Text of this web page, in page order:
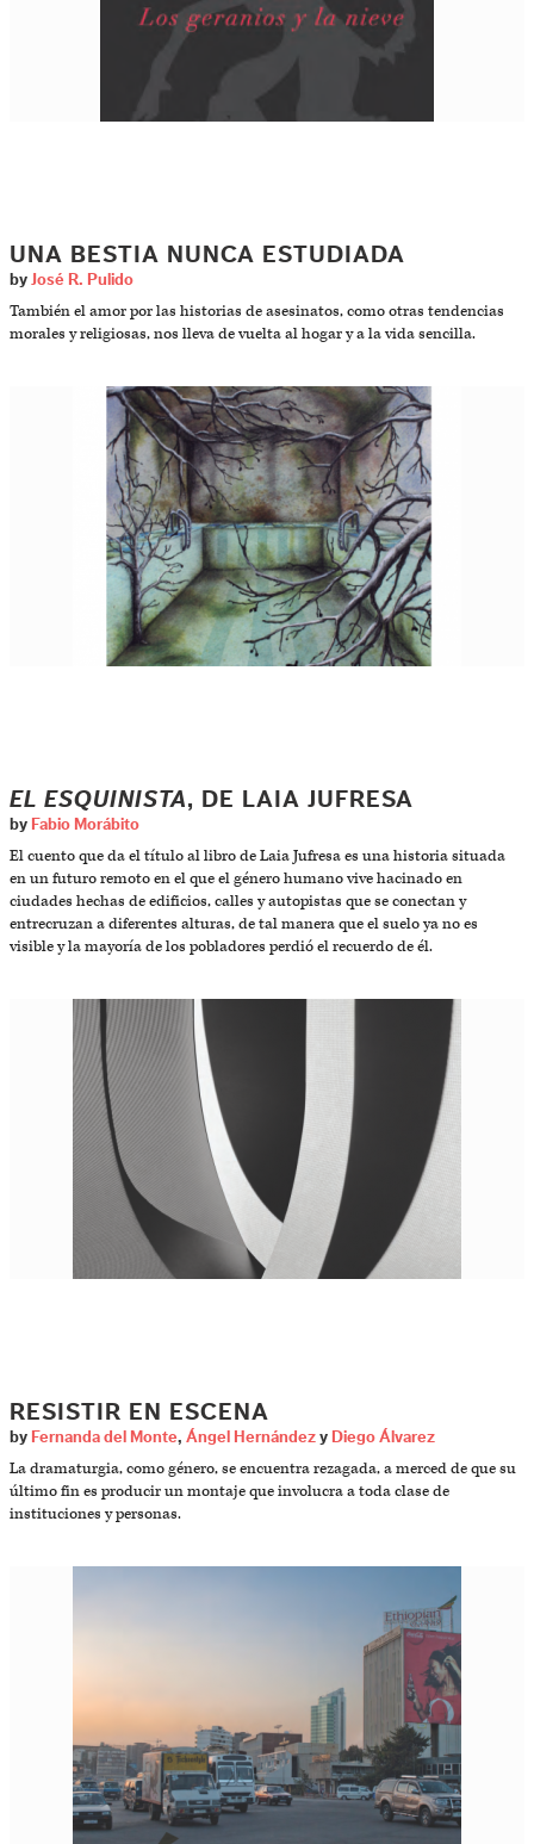
UNA BESTIA NUNCA ESTUDIADA
by José R. Pulido
También el amor por las historias de asesinatos, como otras tendencias
morales y religiosas, nos lleva de vuelta al hogar y a la vida sencilla.
EL ESQUINISTA, DE LAIA JUFRESA
by Fabio Morábito
El cuento que da el título al libro de Laia Jufresa es una historia situada
en un futuro remoto en el que el género humano vive ha­cinado en
ciudades hechas de edificios, calles y autopistas que se conectan y
entrecruzan a diferentes alturas, de tal manera que el suelo ya no es
visible y la mayoría de los pobladores perdió el recuerdo de él.
RESISTIR EN ESCENA
by Fernanda del Monte, Ángel Hernández y Diego Álvarez
La dramaturgia, como género, se encuentra rezagada, a merced de que su
último fin es producir un montaje que involucra a toda clase de
instituciones y personas.